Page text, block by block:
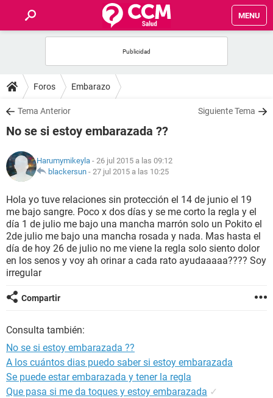
MENU
FOROS
SALUD
NUTRICIÓN
BIENESTAR
SEXUALIDAD
GLOSARIO
Foros Embarazo
Tema Anterior Siguiente Tema
No se si estoy embarazada ??
Harumymikeyla - 26 jul 2015 a las 09:12
blackersun - 27 jul 2015 a las 10:25
Hola yo tuve relaciones sin protección el 14 de junio el 19
me bajo sangre. Poco x dos días y se me corto la regla y el
día 1 de julio me bajo una mancha marrón solo un Pokito el
2de julio me bajo una mancha rosada y nada. Mas hasta el
día de hoy 26 de julio no me viene la regla solo siento dolor
en los senos y voy ah orinar a cada rato ayudaaaaa???? Soy
irregular
Compartir
Consulta también:
No se si estoy embarazada ??
A los cuántos dias puedo saber si estoy embarazada
Se puede estar embarazada y tener la regla
Que pasa si me da toques y estoy embarazada ✓